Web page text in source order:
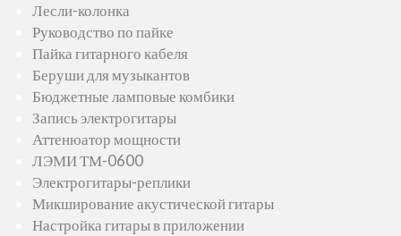
Лесли-колонка
Руководство по пайке
Пайка гитарного кабеля
Беруши для музыкантов
Бюджетные ламповые комбики
Запись электрогитары
Аттенюатор мощности
ЛЭМИ ТМ-0600
Электрогитары-реплики
Микширование акустической гитары
Настройка гитары в приложении